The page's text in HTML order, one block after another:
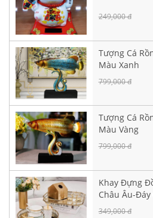
249,000 đ
Tượng Cá
Màu Xanh
799,000 đ
Tượng Cá
Màu Vàng
799,000 đ
Khay Đựng
Châu Âu-Đáy
349,000 đ